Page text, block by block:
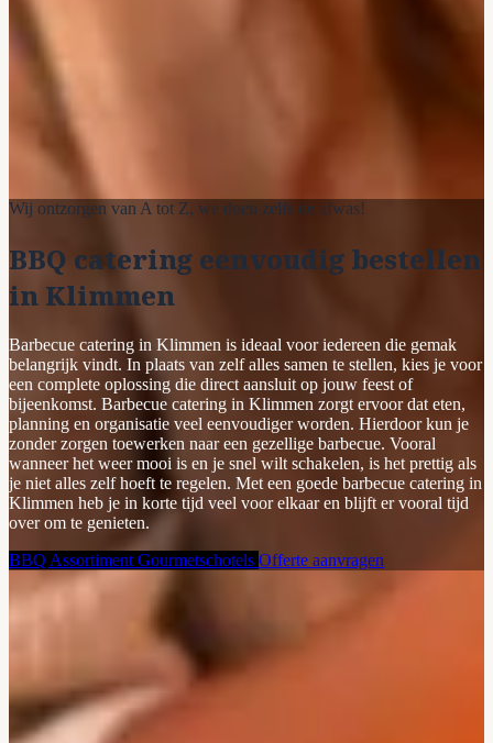
Wij ontzorgen van A tot Z, we doen zelfs de afwas!
BBQ catering eenvoudig bestellen
in Klimmen
Barbecue catering in Klimmen is ideaal voor iedereen die gemak
belangrijk vindt. In plaats van zelf alles samen te stellen, kies je voor
een complete oplossing die direct aansluit op jouw feest of
bijeenkomst. Barbecue catering in Klimmen zorgt ervoor dat eten,
planning en organisatie veel eenvoudiger worden. Hierdoor kun je
zonder zorgen toewerken naar een gezellige barbecue. Vooral
wanneer het weer mooi is en je snel wilt schakelen, is het prettig als
je niet alles zelf hoeft te regelen. Met een goede barbecue catering in
Klimmen heb je in korte tijd veel voor elkaar en blijft er vooral tijd
over om te genieten.
BBQ Assortiment Gourmetschotels Offerte aanvragen